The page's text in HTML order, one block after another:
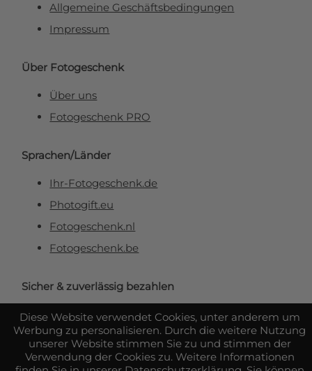
Diese Website verwendet Cookies, unter anderem um
Werbung zu personalisieren. Durch die weitere Nutzung
unserer Website stimmen Sie zu und stimmen der
Verwendung der Cookies zu. Weitere Informationen
Allgemeine Geschäftsbedingungen
Impressum
Über Fotogeschenk
Über uns
Fotogeschenk PRO
Sprachen/Länder
Ihr-Fotogeschenk.de
Photogift.eu
Fotogeschenk.nl
Fotogeschenk.be
Sicher & zuverlässig bezahlen